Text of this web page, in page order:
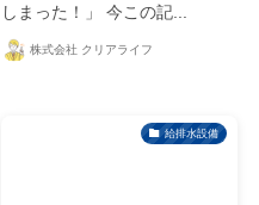
しまった！」 今この記...
株式会社 クリアライフ
給排水設備